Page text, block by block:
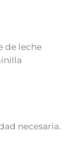
de leche
necesaria.